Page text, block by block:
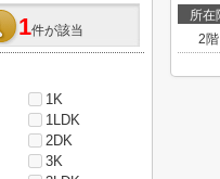
所在
2階
1件が該当
1K
1LDK
2DK
3K